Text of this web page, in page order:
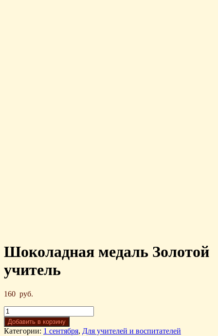
Шоколадная медаль Золотой
учитель
160 руб.
Добавить в корзину
Категории: 1 сентября, Для учителей и воспитателей